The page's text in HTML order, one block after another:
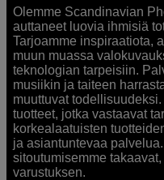
Olemme Scandinavian
auttaneet luovia ihmisiä
Tarjoamme inspiraatiota,
muun muassa
teknologian tarpeisiin.
musiikin ja taiteen
muuttuvat
tuotteet, jotka vastaavat
korkealaatuisten
ja asiantuntevaa
sitoutumisemme
varustuksen.